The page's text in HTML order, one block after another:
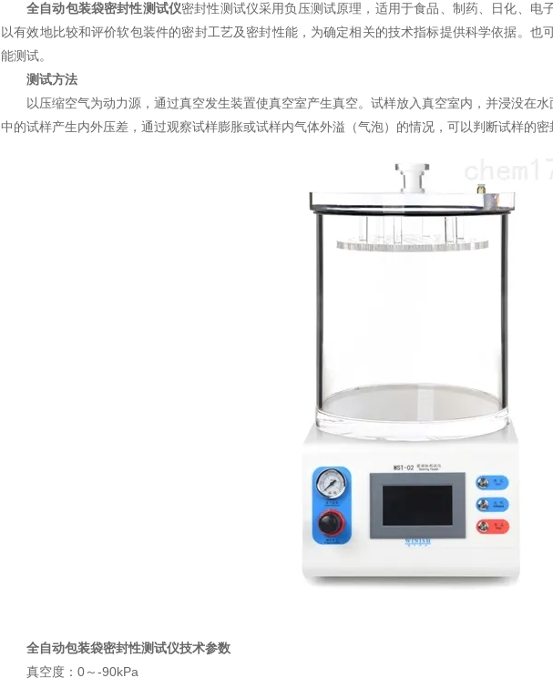
全自动包装袋密封性测试仪密封性测试仪采用负压测试原理，适用于食品、制药、日化、电
以有效地比较和评价软包装件的密封工艺及密封性能，为确定相关的技术指标提供科学依据。也
能测试。
测试方法
以压缩空气为动力源，通过真空发生装置使真空室产生真空。试样放入真空室内，并浸没在
中的试样产生内外压差，通过观察试样膨胀或试样内气体外溢（气泡）的情况，可以判断试样的密
全自动包装袋密封性测试仪技术参数
真空度： 0～-90kPa